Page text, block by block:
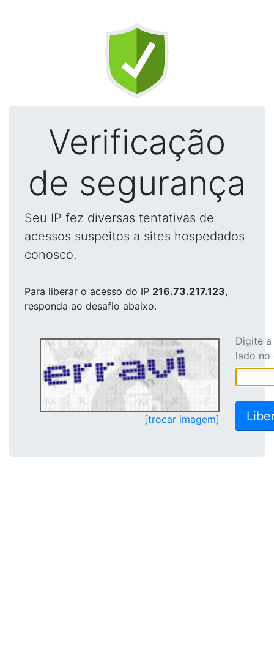
Verificação
de segurança
Seu IP fez diversas tentativas de
acessos suspeitos a sites hospedados
conosco.
Para liberar o acesso do IP 216.73.217.123,
responda ao desafio abaixo.
[trocar imagem]
Digite
lado no